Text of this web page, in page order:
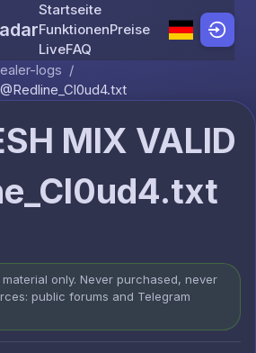
Skip to content
Startseite
FunktionenPreise
LiveFAQ
logs /
MIX VALID
only. Never purchased, never
public forums and Telegram